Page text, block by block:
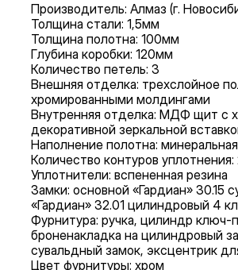
Производитель: Алмаз (г.
Толщина стали: 1,5мм
Толщина полотна: 100мм
Глубина коробки: 120мм
Количество петель: 3
Внешняя отделка: трехслойное
хромированными молдингами
Внутренняя отделка: МДФ щит с
декоративной зеркальной
Наполнение полотна:
Количество контуров уплотнения:
Уплотнители: вспененная резина
Замки: основной «Гардиан» 30.15
«Гардиан» 32.01 цилиндровый 4
Фурнитура: ручка, цилиндр ключ-
броненакладка на цилиндровый
сувальдный замок, эксцентрик
Цвет фурнитуры: хром